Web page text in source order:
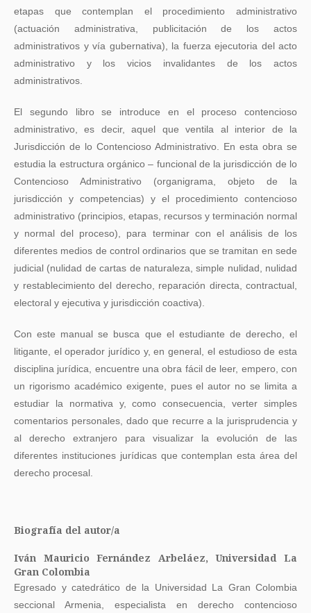
etapas que contemplan el procedimiento administrativo
(actuación administrativa, publicitación de los actos
administrativos y vía gubernativa), la fuerza ejecutoria del acto
administrativo y los vicios invalidantes de los actos
administrativos.
El segundo libro se introduce en el proceso contencioso
administrativo, es decir, aquel que ventila al interior de la
Jurisdicción de lo Contencioso Administrativo. En esta obra se
estudia la estructura orgánico – funcional de la jurisdicción de lo
Contencioso Administrativo (organigrama, objeto de la
jurisdicción y competencias) y el procedimiento contencioso
administrativo (principios, etapas, recursos y terminación normal
y normal del proceso), para terminar con el análisis de los
diferentes medios de control ordinarios que se tramitan en sede
judicial (nulidad de cartas de naturaleza, simple nulidad, nulidad
y restablecimiento del derecho, reparación directa, contractual,
electoral y ejecutiva y jurisdicción coactiva).
Con este manual se busca que el estudiante de derecho, el
litigante, el operador jurídico y, en general, el estudioso de esta
disciplina jurídica, encuentre una obra fácil de leer, empero, con
un rigorismo académico exigente, pues el autor no se limita a
estudiar la normativa y, como consecuencia, verter simples
comentarios personales, dado que recurre a la jurisprudencia y
al derecho extranjero para visualizar la evolución de las
diferentes instituciones jurídicas que contemplan esta área del
derecho procesal.
Biografía del autor/a
Iván Mauricio Fernández Arbeláez,Universidad La
Gran Colombia
Egresado y catedrático de la Universidad La Gran Colombia
seccional Armenia, especialista en derecho contencioso